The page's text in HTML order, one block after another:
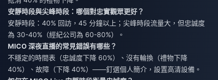
安靜時段與尖峰時段：哪個對忠實觀眾更好？
安靜時段：40% 回訪，45 分鐘以上；尖峰時段流量大，但忠誠度
為 30-40%（經紀公司為 60-80%）。
MICO 深夜直播的常見錯誤有哪些？
不穩定的時間表（忠誠度下降 60%）、沒有輪換（禮物下降
40%）、故障（下降 40%）——釘選個人簡介，設置高清設備。